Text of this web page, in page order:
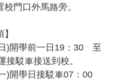
校門口外馬路旁。
學前一日19：30 至
駁車接送到校。
學日接駁車07：00